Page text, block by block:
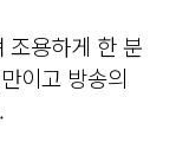
조용하게 한 분
이고 방송의